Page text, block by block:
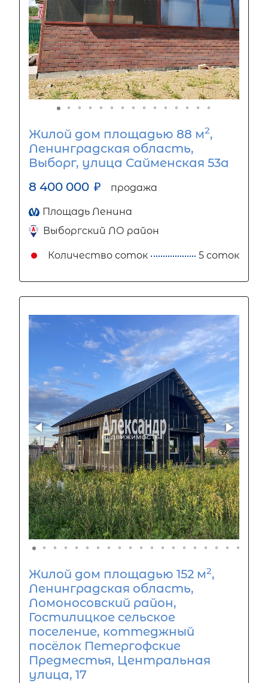
Жилой дом площадью 88 м2,
Ленинградская область,
Выборг, улица Сайменская 53а
8 400 000 ₽ продажа
Площадь Ленина
Выборгский ЛО район
Количество соток 5 соток
Жилой дом площадью 152 м2,
Ленинградская область,
Ломоносовский район,
Гостилицкое сельское
поселение, коттеджный
посёлок Петергофские
Предместья, Центральная
улица, 17